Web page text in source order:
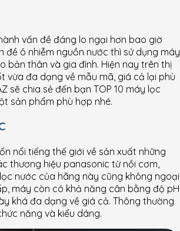
vấn đề đáng lo ngại hơn bao giờ
đề ô nhiễm nguồn nước thì sử dụng máy
bản thân và gia đình. Hiện nay trên thị
đa dạng về mẫu mã, giá cả lại phù
sẽ chia sẻ đến bạn TOP 10 máy lọc
sản phẩm phù hợp nhé.
nổi tiếng thế giới về sản xuất những
thương hiệu panasonic từ nồi cơm,
nước của hãng này cũng không ngoại
máy còn có khả năng cân bằng độ pH
khá đa dạng về giá cả. Thông thường
năng và kiểu dáng.